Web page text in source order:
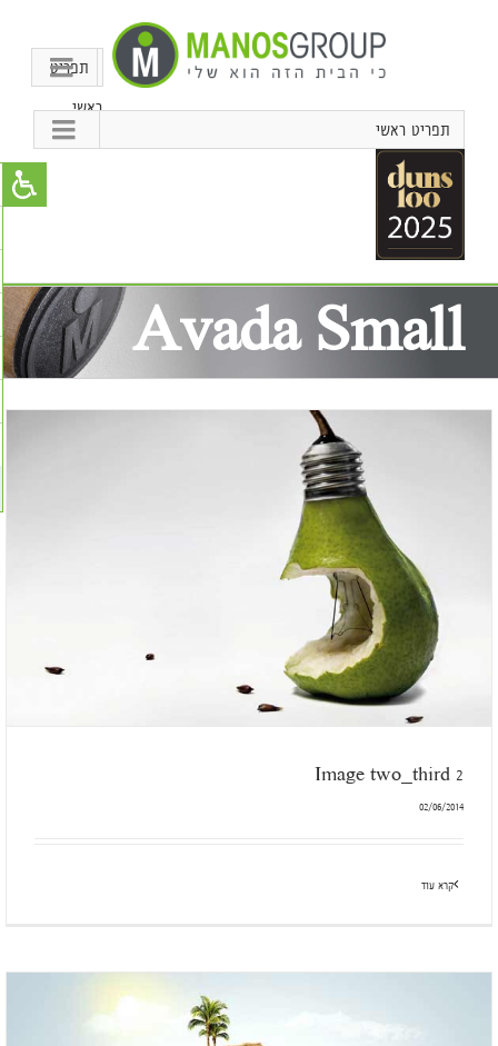
תפריט
ראשי
תפריט ראשי
Avada Small
Image two_third 2
02/06/2014
קרא עוד